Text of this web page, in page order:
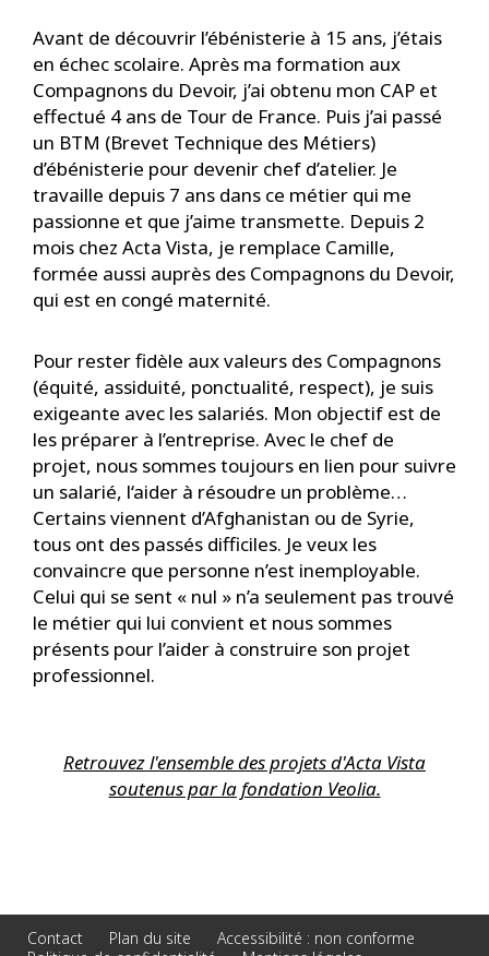
Avant de découvrir l’ébénisterie à 15 ans, j’étais
en échec scolaire. Après ma formation aux
Compagnons du Devoir, j’ai obtenu mon CAP et
effectué 4 ans de Tour de France. Puis j’ai passé
un BTM (Brevet Technique des Métiers)
d’ébénisterie pour devenir chef d’atelier. Je
travaille depuis 7 ans dans ce métier qui me
passionne et que j’aime transmette. Depuis 2
mois chez Acta Vista, je remplace Camille,
formée aussi auprès des Compagnons du Devoir,
qui est en congé maternité.
Pour rester fidèle aux valeurs des Compagnons
(équité, assiduité, ponctualité, respect), je suis
exigeante avec les salariés. Mon objectif est de
les préparer à l’entreprise. Avec le chef de
projet, nous sommes toujours en lien pour suivre
un salarié, l‘aider à résoudre un problème…
Certains viennent d’Afghanistan ou de Syrie,
tous ont des passés difficiles. Je veux les
convaincre que personne n’est inemployable.
Celui qui se sent « nul » n’a seulement pas trouvé
le métier qui lui convient et nous sommes
présents pour l’aider à construire son projet
professionnel.
Retrouvez l'ensemble des projets d'Acta Vista
soutenus par la fondation Veolia.
Contact Plan du site
Accessibilité : non conforme